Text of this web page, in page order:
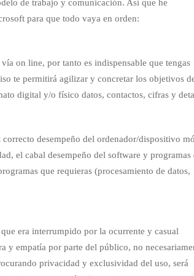
de trabajo y comunicación. Así que he
para que todo vaya en orden:
on line, por tanto es indispensable que tengas
te permitirá agilizar y concretar los objetivos
digital y/o físico datos, contactos, cifras y
desempeño del ordenador/dispositivo
el cabal desempeño del software y programas
que requieras (procesamiento de datos,
era interrumpido por la ocurrente y casual
y empatía por parte del público, no
privacidad y exclusividad del uso, será